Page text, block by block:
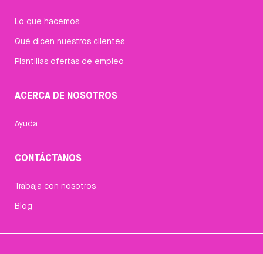
Lo que hacemos
Qué dicen nuestros clientes
Plantillas ofertas de empleo
ACERCA DE NOSOTROS
Ayuda
CONTÁCTANOS
Trabaja con nosotros
Blog